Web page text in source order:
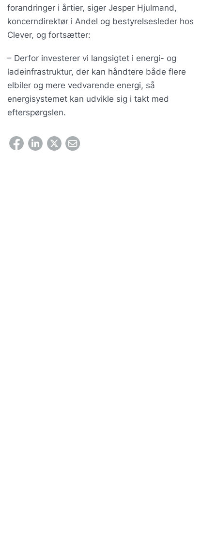
forandringer i årtier, siger Jesper Hjulmand,
koncerndirektør i Andel og bestyrelsesleder hos
Clever, og fortsætter:
– Derfor investerer vi langsigtet i energi- og
ladeinfrastruktur, der kan håndtere både flere
elbiler og mere vedvarende energi, så
energisystemet kan udvikle sig i takt med
efterspørgslen.